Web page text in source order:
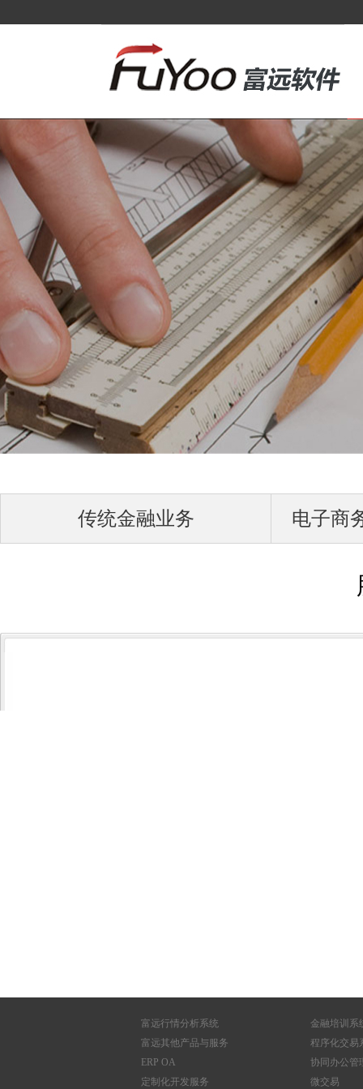
传统金融业务 电子商
富远行情分析系统
金融培训系
富远其他产品与服务
程序化交易
ERP OA
协同办公管
定制化开发服务
微交易